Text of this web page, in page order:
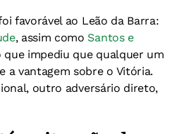
favorável ao Leão da Barra:
, assim como Santos e
que impediu que qualquer um
a vantagem sobre o Vitória.
outro adversário direto,